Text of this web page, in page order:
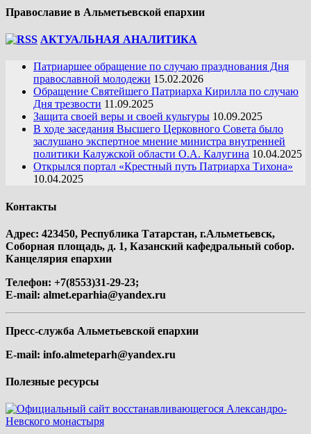
Православие в Альметьевской епархии
АКТУАЛЬНАЯ АНАЛИТИКА
Патриаршее обращение по случаю празднования Дня
православной молодежи 15.02.2026
Обращение Святейшего Патриарха Кирилла по случаю
Дня трезвости 11.09.2025
Защита своей веры и своей культуры 10.09.2025
В ходе заседания Высшего Церковного Совета было
заслушано экспертное мнение министра внутренней
политики Калужской области О.А. Калугина 10.04.2025
Открылся портал «Крестный путь Патриарха Тихона»
10.04.2025
Контакты
Адрес: 423450, Республика Татарстан, г.Альметьевск,
Соборная площадь, д. 1, Казанский кафедральный собор.
Канцелярия епархии
Телефон: +7(8553)31-29-23;
E-mail: almet.eparhia@yandex.ru
Пресс-служба Альметьевской епархии
E-mail: info.almeteparh@yandex.ru
Полезные ресурсы